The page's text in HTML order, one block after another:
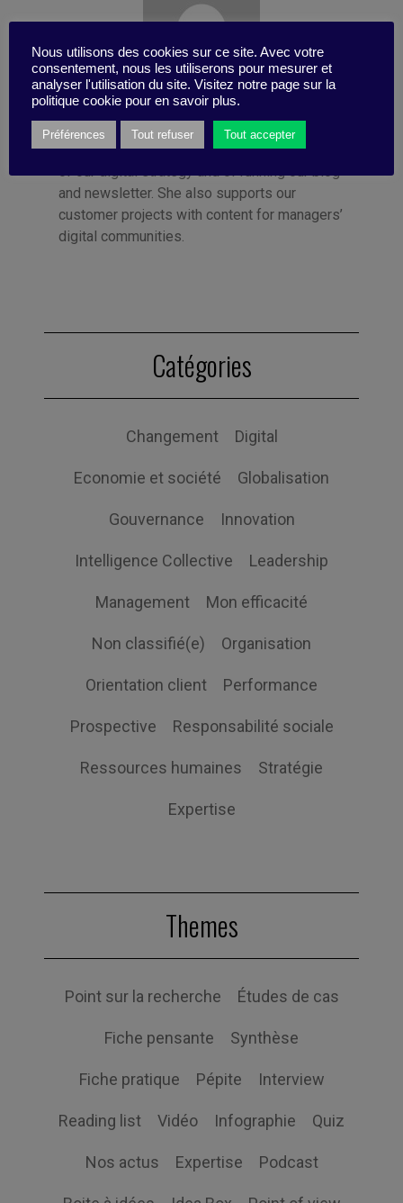
Publié par Clémence Thiry
Clémence is Digital Manager. She is in charge
and newsletter. She also supports our
customer projects with content for managers’
digital communities.
Catégories
Changement Digital
Economie et société Globalisation
Gouvernance Innovation
Intelligence Collective Leadership
Management Mon efficacité
Non classifié(e) Organisation
Orientation client Performance
Prospective Responsabilité sociale
Ressources humaines Stratégie
Expertise
Themes
Point sur la recherche Études de cas
Fiche pensante Synthèse
Fiche pratique Pépite Interview
Reading list Vidéo Infographie Quiz
Nos actus Expertise Podcast
Nous utilisons des cookies sur ce site. Avec votre
consentement, nous les utiliserons pour mesurer et
analyser l'utilisation du site. Visitez notre page sur la
politique cookie pour en savoir plus.
Préférences Tout refuser Tout accepter